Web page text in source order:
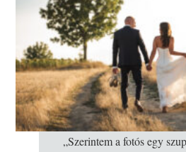
„Szerintem a fotós egy